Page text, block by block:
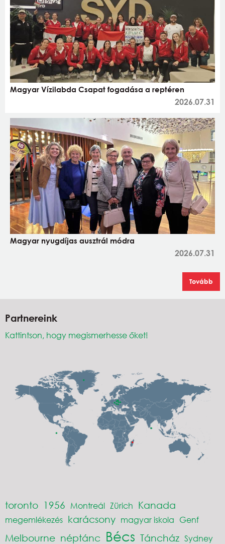
Magyar Vízilabda Csapat fogadása a reptéren
2026.07.31
Magyar nyugdíjas ausztrál módra
2026.07.31
Tovább
Partnereink
Kattintson, hogy megismerhesse őket!
toronto 1956 Montreál Zürich Kanada
megemlékezés karácsony magyar iskola Genf
Melbourne néptánc Bécs Táncház Sydney